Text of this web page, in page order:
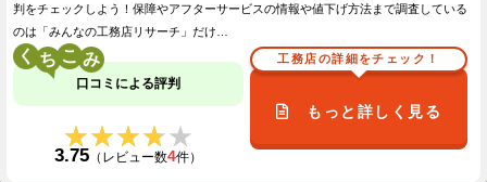
判をチェックしよう！保障やアフターサービスの情報や値下げ方法まで調査している
のは「みんなの工務店リサーチ」だけ…
く こ
口コミによる評判
★★★★★
★★★★★
3.75 （レビュー数4件）
工務店の詳細をチェック！
もっと詳しく見る